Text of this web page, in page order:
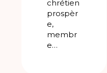
chrétien
prospèr
e,
membr
e…